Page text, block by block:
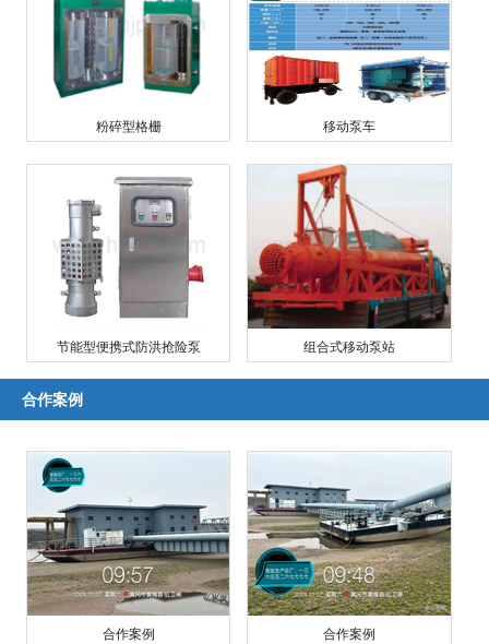
粉碎型格栅 移动泵车
节能型便携式防洪抢险泵 组合式移动泵站
合作案例
合作案例 合作案例